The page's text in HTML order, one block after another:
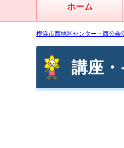
ホーム
横浜市西地区センター・西公会
講座